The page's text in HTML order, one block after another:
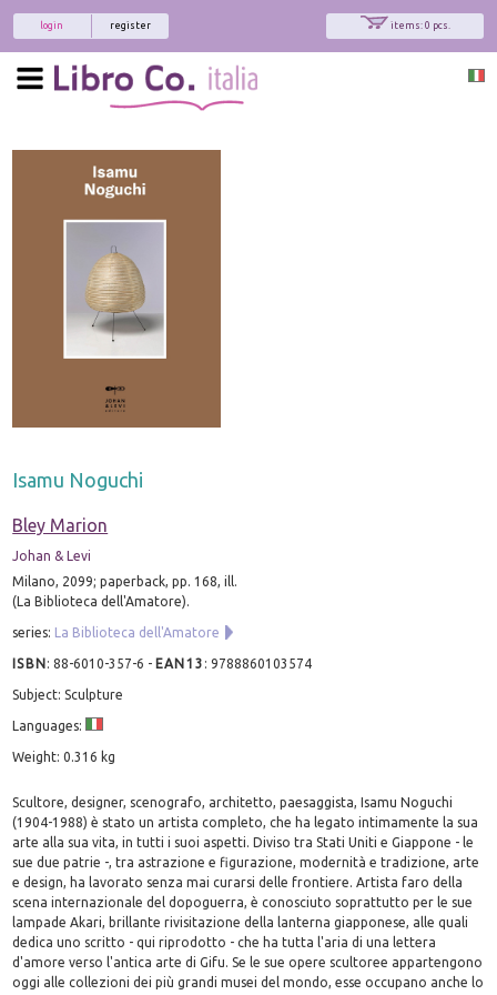
items: 0 pcs.
register
login
Isamu Noguchi
Bley Marion
Johan & Levi
Milano, 2099; paperback, pp. 168, ill.
(La Biblioteca dell'Amatore).
series: La Biblioteca dell'Amatore
ISBN:88-6010-357-6 - EAN13 :9788860103574
Subject: Sculpture
Languages:
Weight: 0.316 kg
Scultore, designer, scenografo, architetto, paesaggista, Isamu Noguchi
(1904-1988) è stato un artista completo, che ha legato intimamente la sua
arte alla sua vita, in tutti i suoi aspetti. Diviso tra Stati Uniti e Giappone - le
sue due patrie -, tra astrazione e figurazione, modernità e tradizione, arte
e design, ha lavorato senza mai curarsi delle frontiere. Artista faro della
scena internazionale del dopoguerra, è conosciuto soprattutto per le sue
lampade Akari, brillante rivisitazione della lanterna giapponese, alle quali
dedica uno scritto - qui riprodotto - che ha tutta l'aria di una lettera
d'amore verso l'antica arte di Gifu. Se le sue opere scultoree appartengono
oggi alle collezioni dei più grandi musei del mondo, esse occupano anche lo